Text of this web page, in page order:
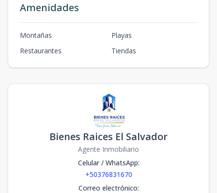
Amenidades
Montañas
Playas
Restaurantes
Tiendas
Bienes Raices El Salvador
Agente Inmobiliario
Celular / WhatsApp:
+50376831670
Correo electrónico: